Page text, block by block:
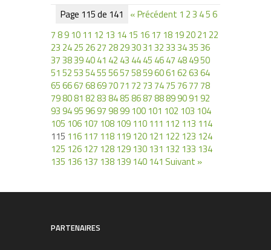
Page 115 de 141 « Précédent 1 23 456
789 10 11 12 13 14 15 16 17 18 192021 22
23 2425 2627 28293031 3233343536
3738394041 42 43 4445 4647 484950
51 52535455565758596061 626364
65666768697071 72737475767778
798081 82838485868788899091 92
93949596979899 100 101 102 103 104
105 106 107 108 109 110 111 112 113 114
115 116 117 118 119 120 121 122 123 124
125 126 127 128 129 130 131 132 133 134
135 136 137 138 139 140 141 Suivant »
PARTENAIRES